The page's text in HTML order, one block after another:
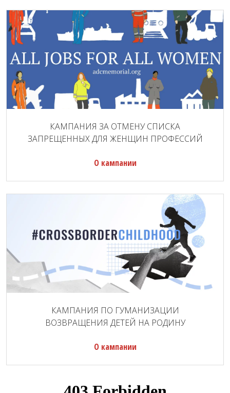
КАМПАНИЯ ЗА ОТМЕНУ СПИСКА
ЗАПРЕЩЕННЫХ ДЛЯ ЖЕНЩИН ПРОФЕССИЙ
О кампании
КАМПАНИЯ ПО ГУМАНИЗАЦИИ
ВОЗВРАЩЕНИЯ ДЕТЕЙ НА РОДИНУ
О кампании